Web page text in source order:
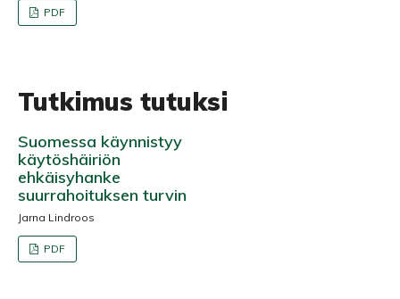
PDF
Tutkimus tutuksi
Suomessa käynnistyy
käytöshäiriön
ehkäisyhanke
suurrahoituksen turvin
Jarna Lindroos
PDF